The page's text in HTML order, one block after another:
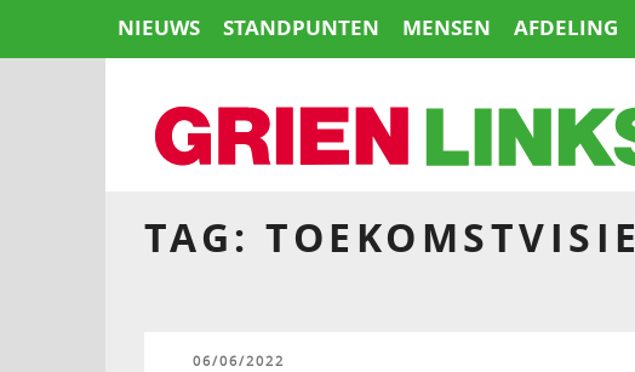
NIEUWS STANDPUNTEN MENSEN AFDELING
HOME
TAG:TOEKOMSTVISIE
GEPLAATST
06/06/2022